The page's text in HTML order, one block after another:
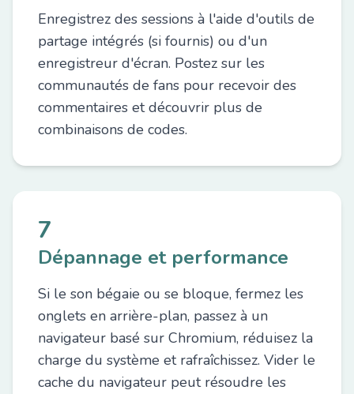
Enregistrez des sessions à l'aide d'outils de
partage intégrés (si fournis) ou d'un
enregistreur d'écran. Postez sur les
communautés de fans pour recevoir des
commentaires et découvrir plus de
combinaisons de codes.
7
Dépannage et performance
Si le son bégaie ou se bloque, fermez les
onglets en arrière-plan, passez à un
navigateur basé sur Chromium, réduisez la
charge du système et rafraîchissez. Vider le
cache du navigateur peut résoudre les